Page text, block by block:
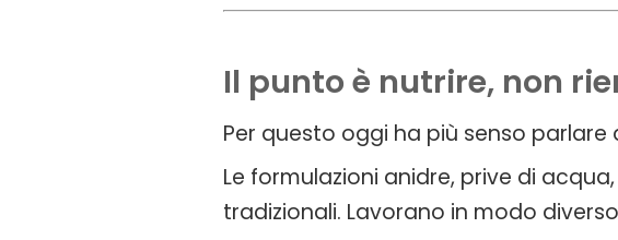
Il punto è nutrire, non
Per questo oggi ha più senso
Le formulazioni anidre, prive di
tradizionali. Lavorano in modo